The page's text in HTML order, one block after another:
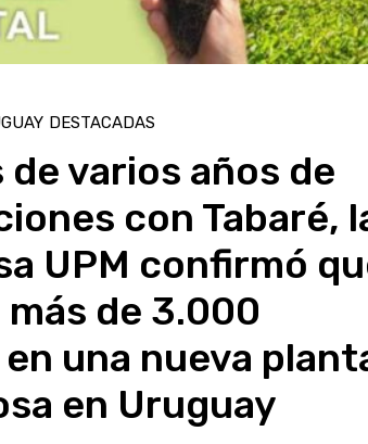
DESTACADAS
de varios años de
con Tabaré,
UPM confirmó
de 3.000
una nueva
en Uruguay